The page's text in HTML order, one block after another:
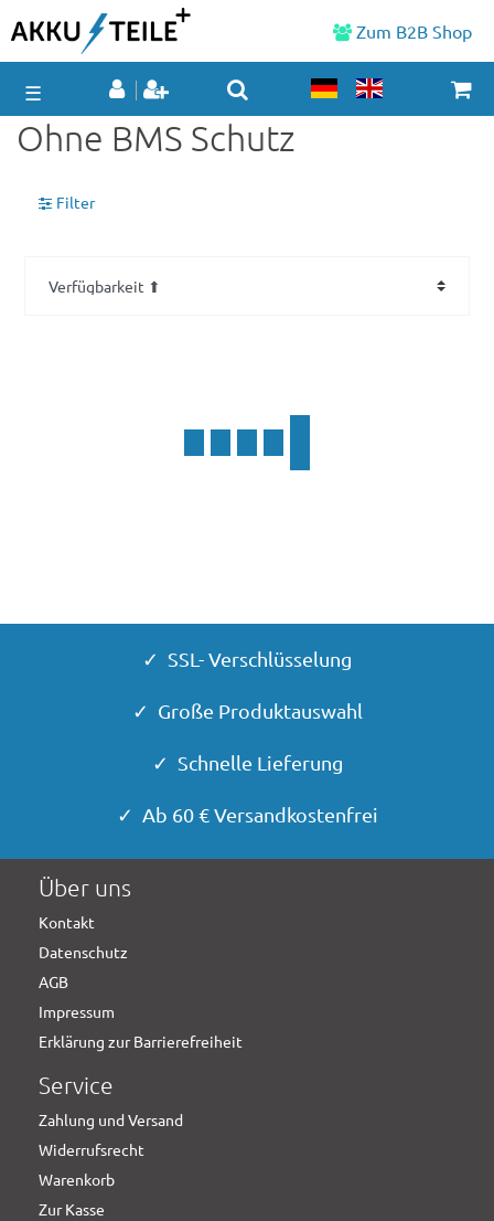
Zum B2B Shop
☰
Ohne BMS Schutz
Filter
✓ SSL- Verschlüsselung
✓ Große Produktauswahl
✓ Schnelle Lieferung
✓ Ab 60 € Versandkostenfrei
Über uns
Kontakt
Datenschutz
AGB
Impressum
Erklärung zur Barrierefreiheit
Service
Zahlung und Versand
Widerrufsrecht
Warenkorb
Zur Kasse